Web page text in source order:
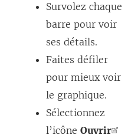
Survolez chaque
barre pour voir
ses détails.
Faites défiler
pour mieux voir
le graphique.
Sélectionnez
l’icône Ouvrir